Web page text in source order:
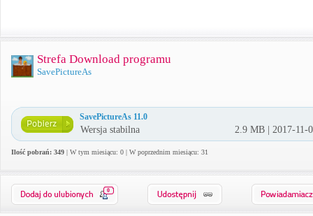
Strefa Download programu
SavePictureAs
SavePictureAs 11.0
Wersja stabilna 2.9 MB | 2017-11-
Ilość pobrań: 349 | W tym miesiącu: 0 | W poprzednim miesiącu: 31
0